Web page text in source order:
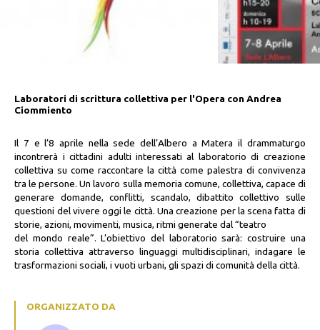
Laboratori di scrittura collettiva per l'Opera con Andrea
Ciommiento
Il 7 e l’8 aprile nella sede dell’Albero a Matera il drammaturgo
incontrerà i cittadini adulti interessati al laboratorio di creazione
collettiva su come raccontare la città come palestra di convivenza
tra le persone. Un lavoro sulla memoria comune, collettiva, capace di
generare domande, conflitti, scandalo, dibattito collettivo sulle
questioni del vivere oggi le città. Una creazione per la scena fatta di
storie, azioni, movimenti, musica, ritmi generate dal “teatro
del mondo reale”. L’obiettivo del laboratorio sarà: costruire una
storia collettiva attraverso linguaggi multidisciplinari, indagare le
trasformazioni sociali, i vuoti urbani, gli spazi di comunità della città.
ORGANIZZATO DA